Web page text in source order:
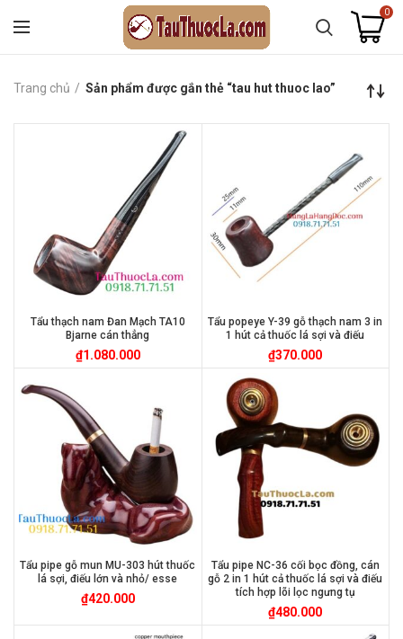
0
Trang chủ Sản phẩm được gắn thẻ “tau hut thuoc lao”
Tẩu thạch nam Đan Mạch TA10
Bjarne cán thẳng
₫1.080.000
Tẩu popeye Y-39 gỗ thạch nam 3 in
1 hút cả thuốc lá sợi và điếu
₫370.000
Tẩu pipe gỗ mun MU-303 hút thuốc
lá sợi, điếu lớn và nhỏ/ esse
₫420.000
Tẩu pipe NC-36 cối bọc đồng, cán
gỗ 2 in 1 hút cả thuốc lá sợi và điếu
tích hợp lõi lọc ngưng tụ
₫480.000